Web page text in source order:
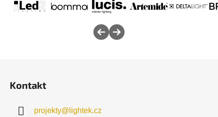
Kontakt
projekty@ lightek.cz